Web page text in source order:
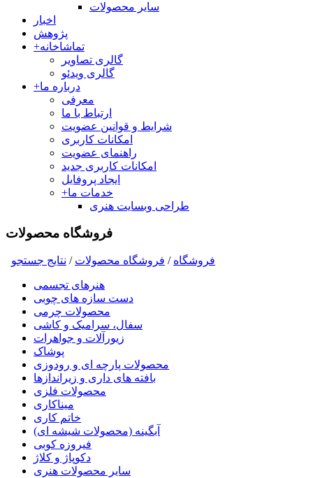
سایر محصولات
اخبار
پژوهش
+تماشاخانه
گالری تصاویر
گالری ویدئو
+درباره ما
معرفی
ارتباط با ما
شرایط و قوانین عضویت
امکانات کاربری
راهنمای عضویت
امکانات کاربری جدید
ایجاد پروفایل
+خدمات ما
طراحی وبسایت هنری
فروشگاه محصولات
فروشگاه / فروشگاه محصولات / نتايج جستجو
هنرهای تجسمی
دست سازه های چوبی
محصولات چرمی
سفال، سرامیک و کاشی
زیورآلات و جواهرات
پوشاک
محصولات پارچه ای و رودوزی
بافته های داری و زیراندازها
محصولات فلزی
میناکاری
خاتم کاری
آبگینه (محصولات شیشه ای)
فیروزه کوبی
دکوپاژ و کلاژ
سایر محصولات هنری